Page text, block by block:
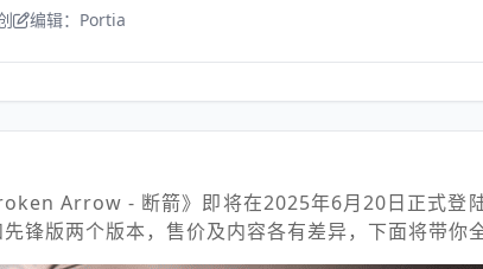
编辑：Portia
Arrow - 断箭》即将在2025年6月20日正式登
锋版两个版本，售价及内容各有差异，下面将带你